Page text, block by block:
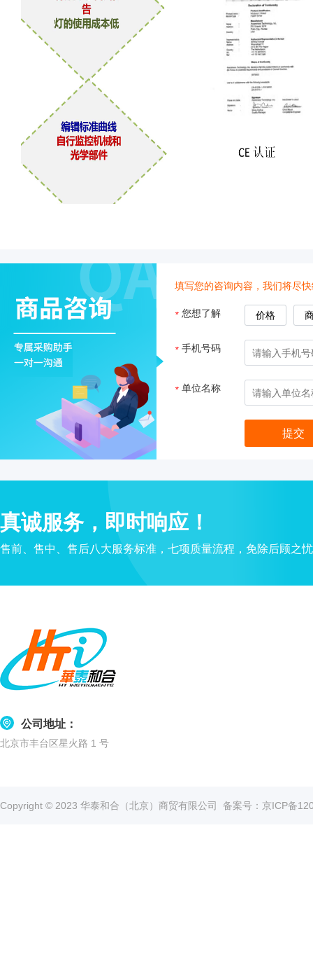
填写您的咨询内容，我们将尽
* 您想了解 价格
* 手机号码
* 单位名称
真诚服务，即时响应！
售前、售中、售后八大服务标准，七项质量流程，免除后顾之忧
公司地址：
北京市丰台区星火路 1 号
Copyright © 2023 华泰和合（北京）商贸有限公司 备案号：京ICP备